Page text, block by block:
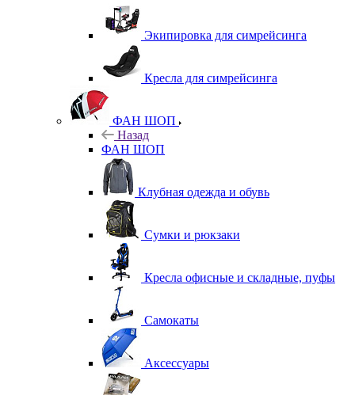
Экипировка для симрейсинга
Кресла для симрейсинга
ФАН ШОП
Назад
ФАН ШОП
Клубная одежда и обувь
Сумки и рюкзаки
Кресла офисные и складные, пуфы
Самокаты
Аксессуары